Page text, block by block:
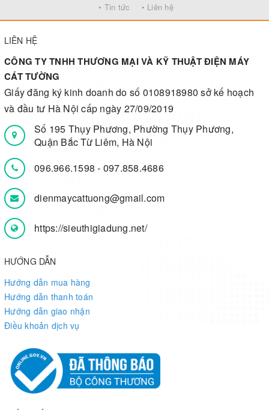
• Tin tức • Liên hệ
LIÊN HỆ
CÔNG TY TNHH THƯƠNG MẠI VÀ KỸ THUẬT ĐIỆN MÁY
CÁT TƯỜNG
Giấy đăng ký kinh doanh do số 0108918980 sở kế hoạch
và đầu tư Hà Nội cấp ngày 27/09/2019
Số 195 Thụy Phương, Phường Thụy Phương,
Quận Bắc Từ Liêm, Hà Nội
096.966.1598- 097.858.4686
dienmaycattuong@gmail.com
https://sieuthigiadung.net/
HƯỚNG DẪN
Hướng dẫn mua hàng
Hướng dẫn thanh toán
Hướng dẫn giao nhận
Điều khoản dịch vụ